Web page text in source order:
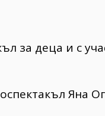
за деца и с
Яна